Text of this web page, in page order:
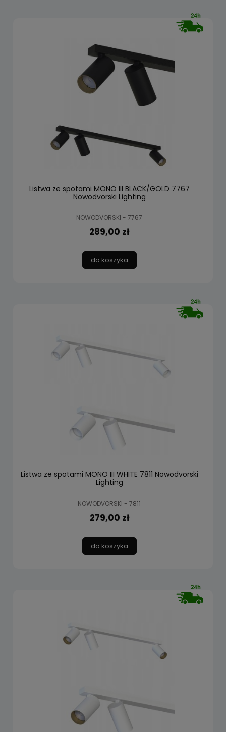
Listwa ze spotami MONO III BLACK/GOLD 7767
Nowodvorski Lighting
NOWODVORSKI - 7767
289,00 zł
do koszyka
Listwa ze spotami MONO III WHITE 7811 Nowodvorski
Lighting
NOWODVORSKI - 7811
279,00 zł
do koszyka